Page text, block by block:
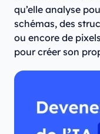
qu’elle analyse
schémas, des
ou encore de
pour créer son